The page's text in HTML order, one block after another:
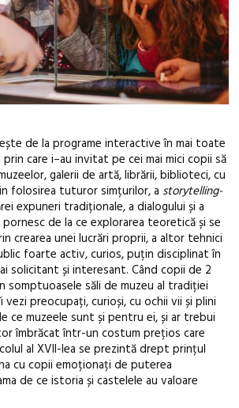
de la programe interactive în mai toate
care i–au invitat pe cei mai mici copii să
galerii de artă, librării, biblioteci, cu
folosirea tuturor simțurilor, a storytelling-
expuneri tradiționale, a dialogului și a
de la ce explorarea teoretică și se
crearea unei lucrări proprii, a altor tehnici
foarte activ, curios, puțin disciplinat în
solicitant și interesant. Când copii de 2
somptuoasele săli de muzeu al tradiției
vezi preocupați, curioși, cu ochii vii și plini
ce muzeele sunt și pentru ei, și ar trebui
îmbrăcat într-un costum prețios care
al XVII-lea se prezintă drept prințul
cu copii emoționați de puterea
de ce istoria și castelele au valoare